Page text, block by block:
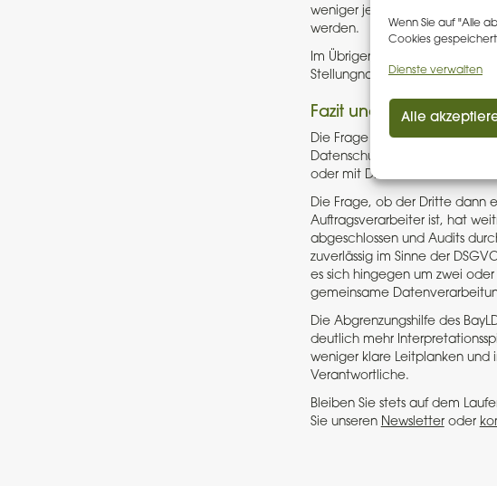
Wenn Sie auf "Alle
Cookies
Dienste verwalten
Alle
weniger jedem
werden.
Im Übrigen scheint das Papier
Stellungnahmen zum Thema
Fazit und Relevanz
Die Frage der Abgrenzung
Datenschutzpraxis enorm oft.
oder mit Dritten
Die Frage, ob der Dritte dann
Auftragsverarbeiter ist, hat
abgeschlossen und Audits
zuverlässig im Sinne der
es sich hingegen um zwei
gemeinsame
Die Abgrenzungshilfe des
deutlich mehr
weniger klare Leitplanken und
Verantwortliche.
Bleiben Sie stets auf dem
Sie unseren Newsletteroder